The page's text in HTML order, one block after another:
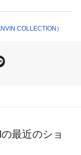
ご愛用頂けます。
COLLECTION）
最近のショ